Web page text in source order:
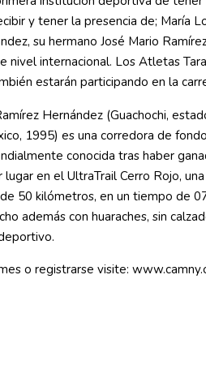
y tener la presencia de; María
su hermano José Mario
nivel internacional. Los Atletas
estarán participando en la
Hernández (Guachochi,
1995) es una corredora de
conocida tras haber
en el UltraTrail Cerro Rojo,
50 kilómetros, en un tiempo de
además con huaraches, sin
o registrarse visite: